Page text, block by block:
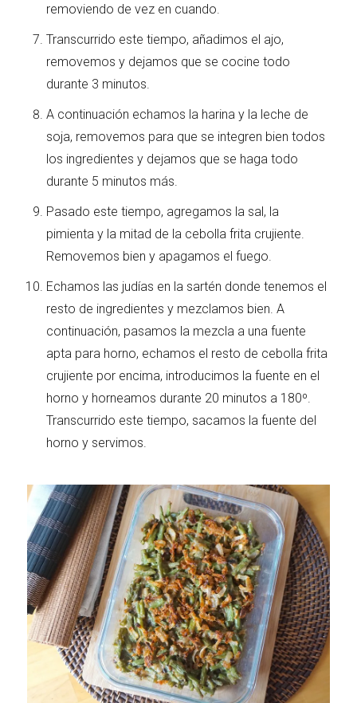
removiendo de vez en cuando.
Transcurrido este tiempo, añadimos el ajo,
removemos y dejamos que se cocine todo
durante 3 minutos.
A continuación echamos la harina y la leche de
soja, removemos para que se integren bien todos
los ingredientes y dejamos que se haga todo
durante 5 minutos más.
Pasado este tiempo, agregamos la sal, la
pimienta y la mitad de la cebolla frita crujiente.
Removemos bien y apagamos el fuego.
Echamos las judías en la sartén donde tenemos el
resto de ingredientes y mezclamos bien. A
continuación, pasamos la mezcla a una fuente
apta para horno, echamos el resto de cebolla frita
crujiente por encima, introducimos la fuente en el
horno y horneamos durante 20 minutos a 180º.
Transcurrido este tiempo, sacamos la fuente del
horno y servimos.